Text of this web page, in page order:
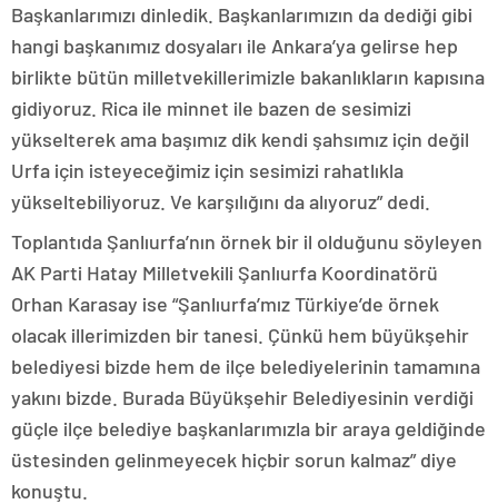
Başkanlarımızı dinledik. Başkanlarımızın da dediği gibi
hangi başkanımız dosyaları ile Ankara’ya gelirse hep
birlikte bütün milletvekillerimizle bakanlıkların kapısına
gidiyoruz. Rica ile minnet ile bazen de sesimizi
yükselterek ama başımız dik kendi şahsımız için değil
Urfa için isteyeceğimiz için sesimizi rahatlıkla
yükseltebiliyoruz. Ve karşılığını da alıyoruz” dedi.
Toplantıda Şanlıurfa’nın örnek bir il olduğunu söyleyen
AK Parti Hatay Milletvekili Şanlıurfa Koordinatörü
Orhan Karasay ise “Şanlıurfa’mız Türkiye’de örnek
olacak illerimizden bir tanesi. Çünkü hem büyükşehir
belediyesi bizde hem de ilçe belediyelerinin tamamına
yakını bizde. Burada Büyükşehir Belediyesinin verdiği
güçle ilçe belediye başkanlarımızla bir araya geldiğinde
üstesinden gelinmeyecek hiçbir sorun kalmaz” diye
konuştu.